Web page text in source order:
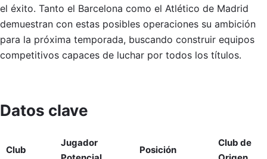
el éxito. Tanto el Barcelona como el Atlético de Madrid
demuestran con estas posibles operaciones su ambición
para la próxima temporada, buscando construir equipos
competitivos capaces de luchar por todos los títulos.
Datos clave
Club
Jugador
Posición
Club de